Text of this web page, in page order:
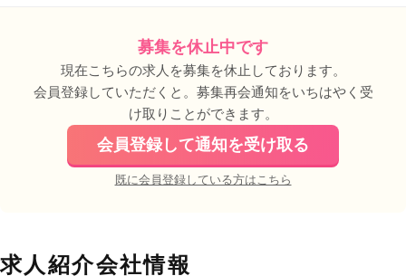
募集を休止中です
現在こちらの求人を募集を休止しております。
会員登録していただくと。募集再会通知をいちはやく受
け取りことができます。
会員登録して通知を受け取る
既に会員登録している方はこちら
求人紹介会社情報